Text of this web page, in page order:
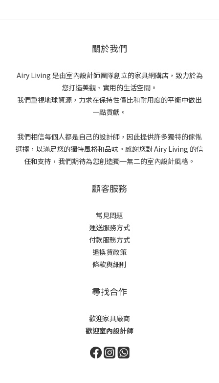
關於我們
Airy Living 是由室內設計師團隊創立的家具網購店，致力於為
您打造美觀、實用的生活空間。
我們重視地球資源，力求在保持性價比和耐用度的平衡中做出
一點貢獻。
我們相信每個人都是自己的設計師，因此提供許多獨特的傢俬
選擇，以滿足您的獨特風格和品味。感謝您對 Airy Living 的信
任和支持，我們期待為您創造獨一無二的室內設計風格。
顧客服務
常見問題
運送服務方式
付款服務方式
退換貨政策
條款與細則
尋找合作
歡迎家具廠商
歡迎室內設計師